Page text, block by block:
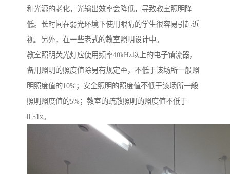
和光源的老化，光输出效率会降低，导致教室照明降
低。长时间在弱光环境下使用眼睛的学生很容易引起近
视。另外，在一些老式的教室照明设计中。
教室照明荧光灯应使用频率40kHz以上的电子镇流器，
备用照明的照度值除另有规定歪，不低于该场所一般照
明照度值的10%；安全照明的照度值不低于该场所一般
照明照度值的5%；教室的疏散照明的照度值不低于
0.51x。